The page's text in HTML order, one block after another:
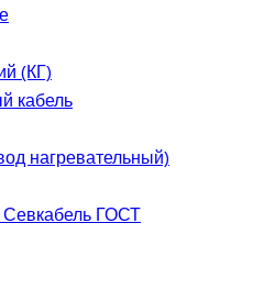
(КГ)
кабель
нагревательный)
Севкабель ГОСТ